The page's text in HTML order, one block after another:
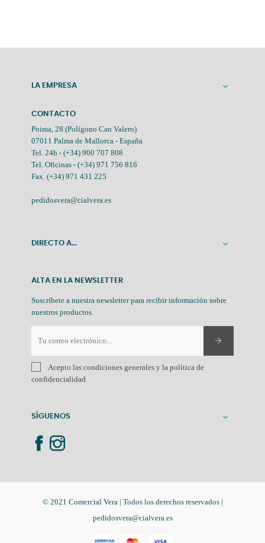
LA EMPRESA 
CONTACTO
Poima, 28 (Polígono Can Valero)
07011 Palma de Mallorca - España
Tel. 24h - (+34) 900 707 808
Tel. Oficinas - (+34) 971 756 816
Fax. (+34) 971 431 225
pedidosvera@cialvera.es
DIRECTO A... 
ALTA EN LA NEWSLETTER
Suscríbete a nuestra newsletter para recibir información sobre
nuestros productos.
Acepto las condiciones generales y la política de
confidencialidad
SÍGUENOS 
© 2021 Comercial Vera | Todos los derechos reservados |
pedidosvera@cialvera.es